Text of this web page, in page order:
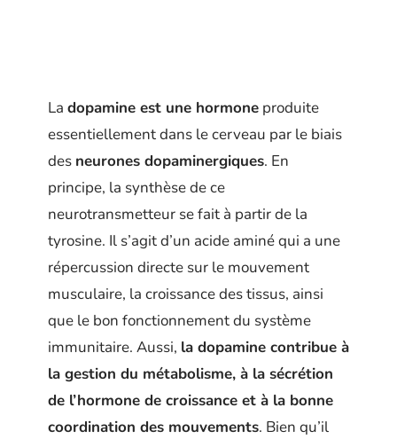
La dopamine est une hormone produite
essentiellement dans le cerveau par le biais
des neurones dopaminergiques. En
principe, la synthèse de ce
neurotransmetteur se fait à partir de la
tyrosine. Il s’agit d’un acide aminé qui a une
répercussion directe sur le mouvement
musculaire, la croissance des tissus, ainsi
que le bon fonctionnement du système
immunitaire. Aussi, la dopamine contribue à
la gestion du métabolisme, à la sécrétion
de l’hormone de croissance et à la bonne
coordination des mouvements. Bien qu’il